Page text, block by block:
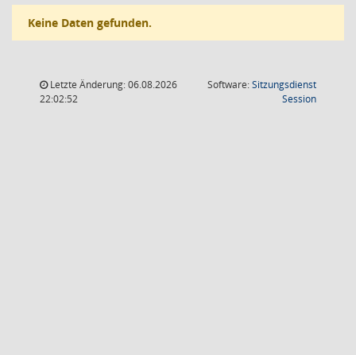
Keine Daten gefunden.
Letzte Änderung: 06.08.2026
22:02:52
Software:Sitzungsdienst
Session(Wird in